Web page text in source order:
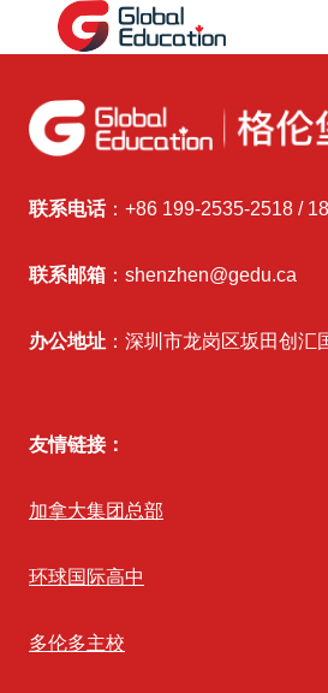
联系电话：+86 199-2535-2518 /
联系邮箱 ：shenzhen@gedu.ca
办公地址 ：深圳市龙岗区坂田创汇
友情链接：
加拿大集团总部
环球国际高中
多伦多主校